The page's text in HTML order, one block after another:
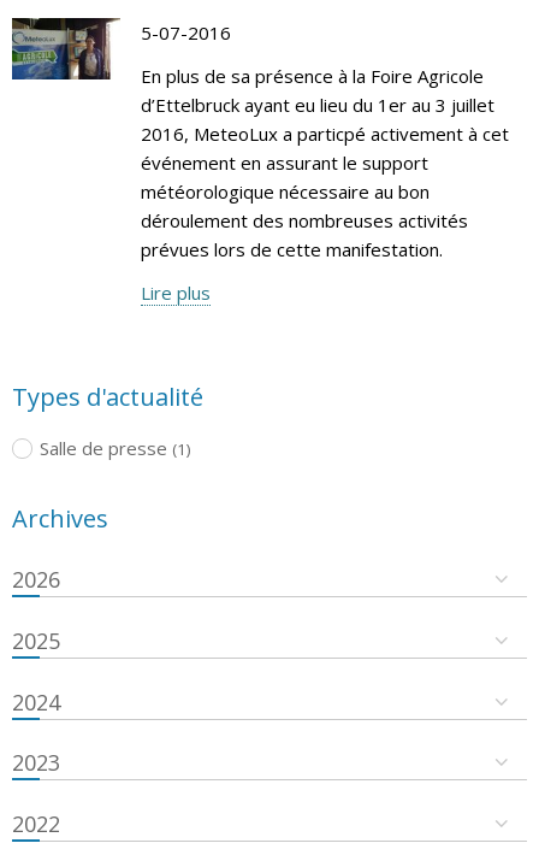
5-07-2016
En plus de sa présence à la Foire Agricole
d’Ettelbruck ayant eu lieu du 1er au 3 juillet
2016, MeteoLux a particpé activement à cet
événement en assurant le support
météorologique nécessaire au bon
déroulement des nombreuses activités
prévues lors de cette manifestation.
Lire plus
Types d'actualité
Salle de presse (1)
Archives
2026
2025
2024
2023
2022